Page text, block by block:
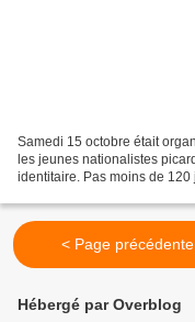
Samedi 15 octobre était
les jeunes nationalistes
identitaire. Pas moins de
< Page précédente
Hébergé par Overblog